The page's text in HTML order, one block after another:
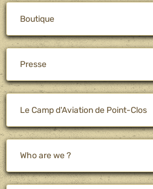
Boutique
Presse
Le Camp d'Aviation de Point-Clos
Who are we ?